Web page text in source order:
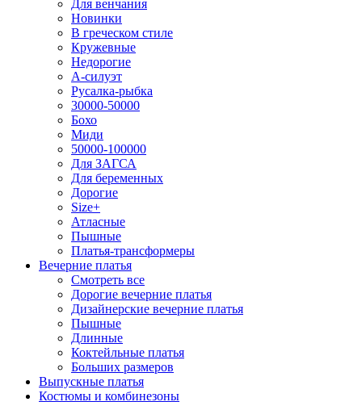
Для венчания
Новинки
В греческом стиле
Кружевные
Недорогие
А-силуэт
Русалка-рыбка
30000-50000
Бохо
Миди
50000-100000
Для ЗАГСА
Для беременных
Дорогие
Size+
Атласные
Пышные
Платья-трансформеры
Вечерние платья
Смотреть все
Дорогие вечерние платья
Дизайнерские вечерние платья
Пышные
Длинные
Коктейльные платья
Больших размеров
Выпускные платья
Костюмы и комбинезоны